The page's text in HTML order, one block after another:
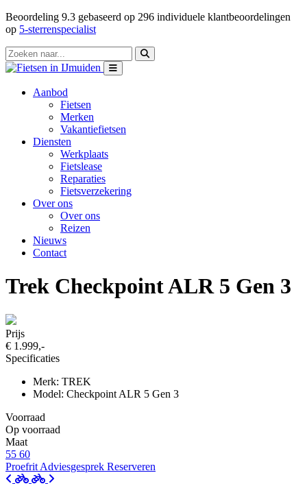
Beoordeling 9.3 gebaseerd op 296 individuele klantbeoordelingen
op 5-sterrenspecialist
Aanbod
Fietsen
Merken
Vakantiefietsen
Diensten
Werkplaats
Fietslease
Reparaties
Fietsverzekering
Over ons
Over ons
Reizen
Nieuws
Contact
Trek Checkpoint ALR 5 Gen 3
Prijs
€ 1.999,-
Specificaties
Merk: TREK
Model: Checkpoint ALR 5 Gen 3
Voorraad
Op voorraad
Maat
55 60
Proefrit Adviesgesprek Reserveren